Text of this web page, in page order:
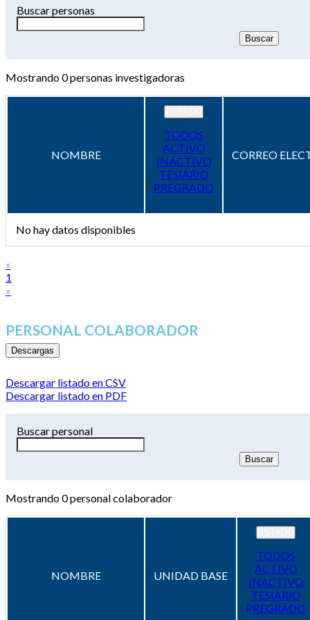
Buscar personas
Mostrando0personas investigadoras
NOMBRE
TODOS
ACTIVO
INACTIVO
TESIARIO
PREGRADO
CORREO
No hay datos disponibles
«
1
»
PERSONAL COLABORADOR
Descargas
Descargar listado en CSV
Descargar listado en PDF
Buscar personal
Mostrando0personal colaborador
NOMBRE UNIDAD BASE
TODOS
ACTIVO
INACTIVO
TESIARIO
PREGRADO